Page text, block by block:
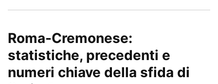
Roma-Cremonese:
statistiche, precedenti e
numeri chiave della sfida di